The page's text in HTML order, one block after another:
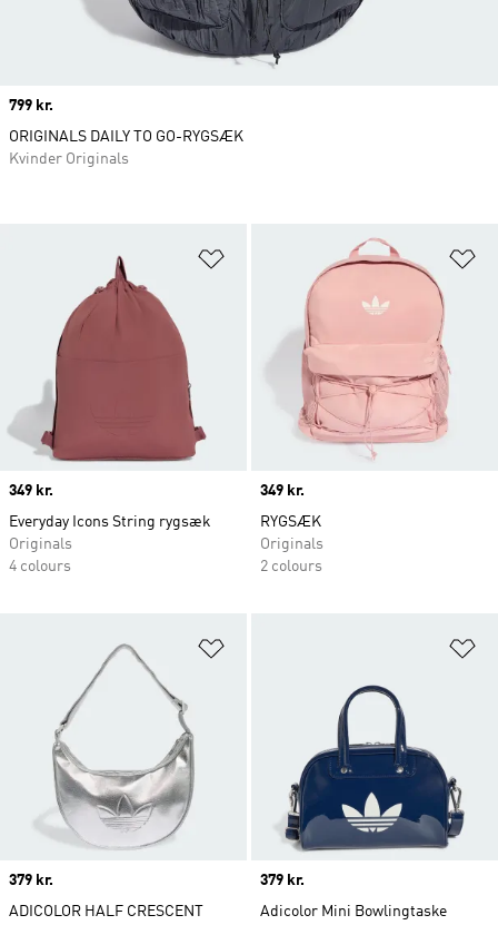
Føj til ønskeliste
Price
349 kr.
Everyday Icons String rygsæk
Originals
4 colours
Price
349 kr.
RYGSÆK
Originals
2 colours
Price
379 kr.
ADICOLOR HALF CRESCENT
Price
379 kr.
Adicolor Mini Bowlingtaske
Price
799 kr.
ORIGINALS DAILY TO GO-RYGSÆK
Kvinder Originals